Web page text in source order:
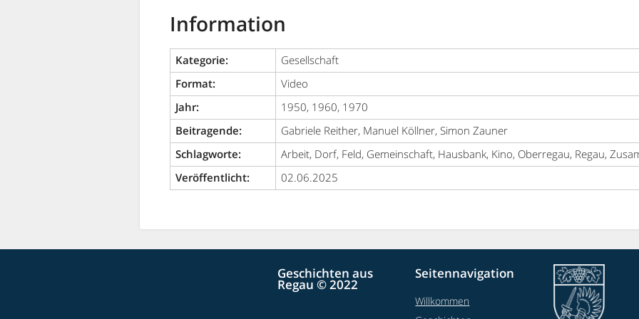
Information
Kategorie:
Gesellschaft
Format:
Video
Jahr:
1950, 1960, 1970
Beitragende:
Gabriele Reither, Manuel Köllner, Simon Zauner
Schlagworte:
Arbeit, Dorf, Feld, Gemeinschaft, Hausbank, Kino, Oberregau, Regau,
Veröffentlicht:
02.06.2025
Geschichten aus
Regau © 2022
Seitennavigation
Willkommen